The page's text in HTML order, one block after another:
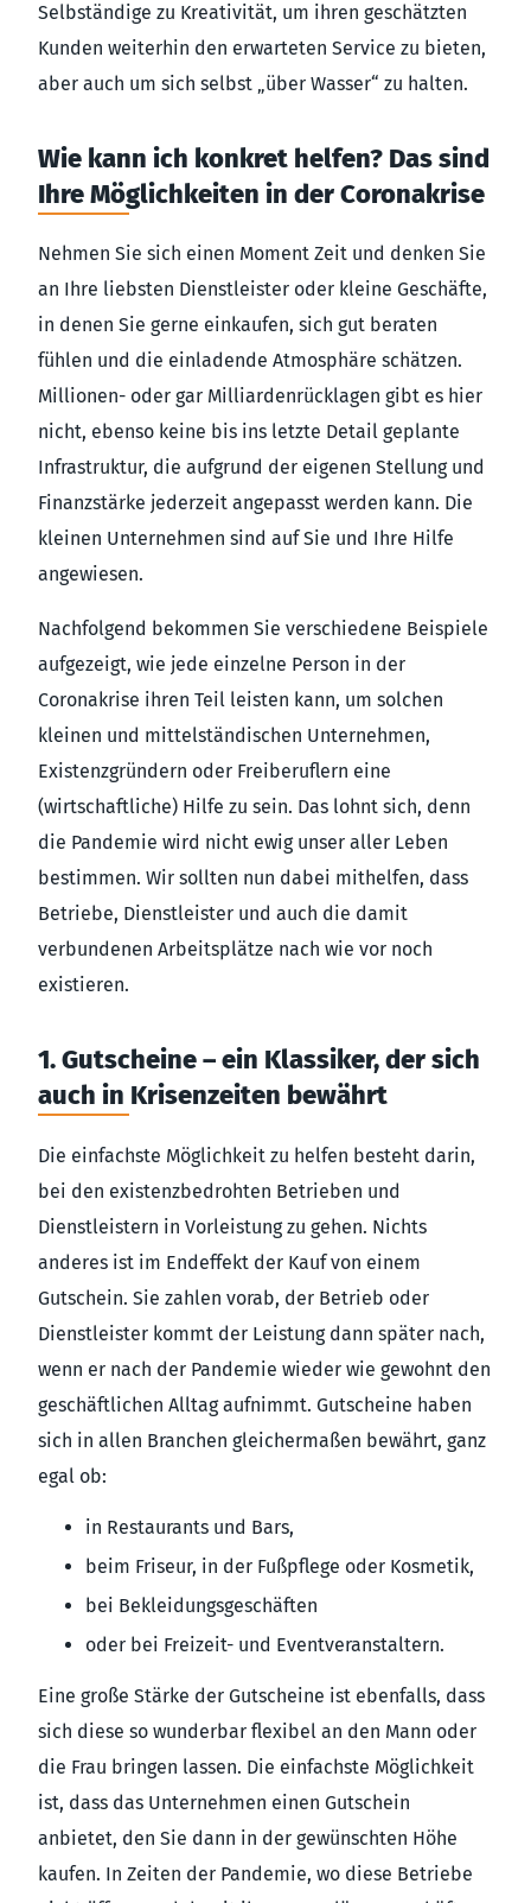
Selbständige zu Kreativität, um ihren geschätzten
Kunden weiterhin den erwarteten Service zu bieten,
aber auch um sich selbst „über Wasser“ zu halten.
Wie kann ich konkret helfen? Das sind
Ihre Möglichkeiten in der Coronakrise
Nehmen Sie sich einen Moment Zeit und denken Sie
an Ihre liebsten Dienstleister oder kleine Geschäfte,
in denen Sie gerne einkaufen, sich gut beraten
fühlen und die einladende Atmosphäre schätzen.
Millionen- oder gar Milliardenrücklagen gibt es hier
nicht, ebenso keine bis ins letzte Detail geplante
Infrastruktur, die aufgrund der eigenen Stellung und
Finanzstärke jederzeit angepasst werden kann. Die
kleinen Unternehmen sind auf Sie und Ihre Hilfe
angewiesen.
Nachfolgend bekommen Sie verschiedene Beispiele
aufgezeigt, wie jede einzelne Person in der
Coronakrise ihren Teil leisten kann, um solchen
kleinen und mittelständischen Unternehmen,
Existenzgründern oder Freiberuflern eine
(wirtschaftliche) Hilfe zu sein. Das lohnt sich, denn
die Pandemie wird nicht ewig unser aller Leben
bestimmen. Wir sollten nun dabei mithelfen, dass
Betriebe, Dienstleister und auch die damit
verbundenen Arbeitsplätze nach wie vor noch
existieren.
1. Gutscheine – ein Klassiker, der sich
auch in Krisenzeiten bewährt
Die einfachste Möglichkeit zu helfen besteht darin,
bei den existenzbedrohten Betrieben und
Dienstleistern in Vorleistung zu gehen. Nichts
anderes ist im Endeffekt der Kauf von einem
Gutschein. Sie zahlen vorab, der Betrieb oder
Dienstleister kommt der Leistung dann später nach,
wenn er nach der Pandemie wieder wie gewohnt den
geschäftlichen Alltag aufnimmt. Gutscheine haben
sich in allen Branchen gleichermaßen bewährt, ganz
egal ob:
in Restaurants und Bars,
beim Friseur, in der Fußpflege oder Kosmetik,
bei Bekleidungsgeschäften
oder bei Freizeit- und Eventveranstaltern.
Eine große Stärke der Gutscheine ist ebenfalls, dass
sich diese so wunderbar flexibel an den Mann oder
die Frau bringen lassen. Die einfachste Möglichkeit
ist, dass das Unternehmen einen Gutschein
anbietet, den Sie dann in der gewünschten Höhe
kaufen. In Zeiten der Pandemie, wo diese Betriebe